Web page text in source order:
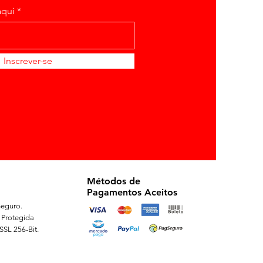
Inscrever-se
Protegida
256-Bit.
Métodos de
Pagamentos Aceitos